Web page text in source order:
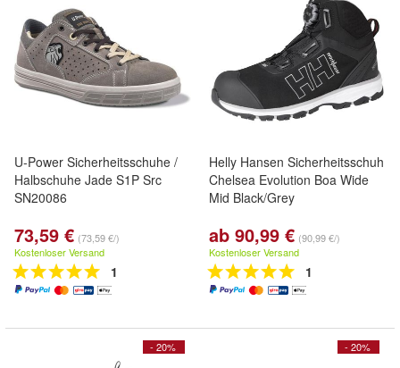
U-Power Sicherheitsschuhe /
Halbschuhe Jade S1P Src
SN20086
73,59 € (73,59 €/)
Kostenloser Versand
1
Helly Hansen Sicherheitsschuh
Chelsea Evolution Boa Wide
Mid Black/Grey
ab 90,99 € (90,99 €/)
Kostenloser Versand
1
- 20% - 20%